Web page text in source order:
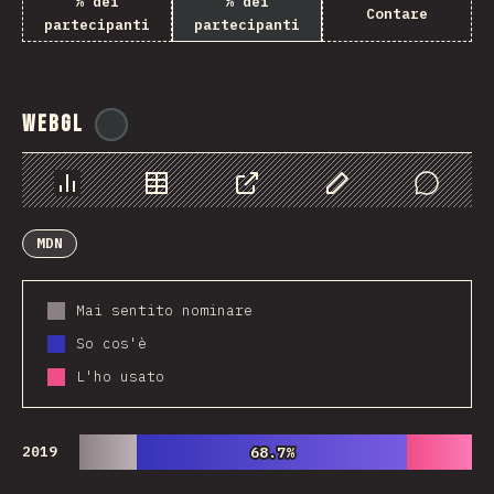
partecipanti
partecipanti
Contare
WebGL
Grafico Dati CondividerePersonalizza i dati
Comments
MDN
Mai sentito nominare
So cos'è
L'ho usato
2019 68.7%
68.7%